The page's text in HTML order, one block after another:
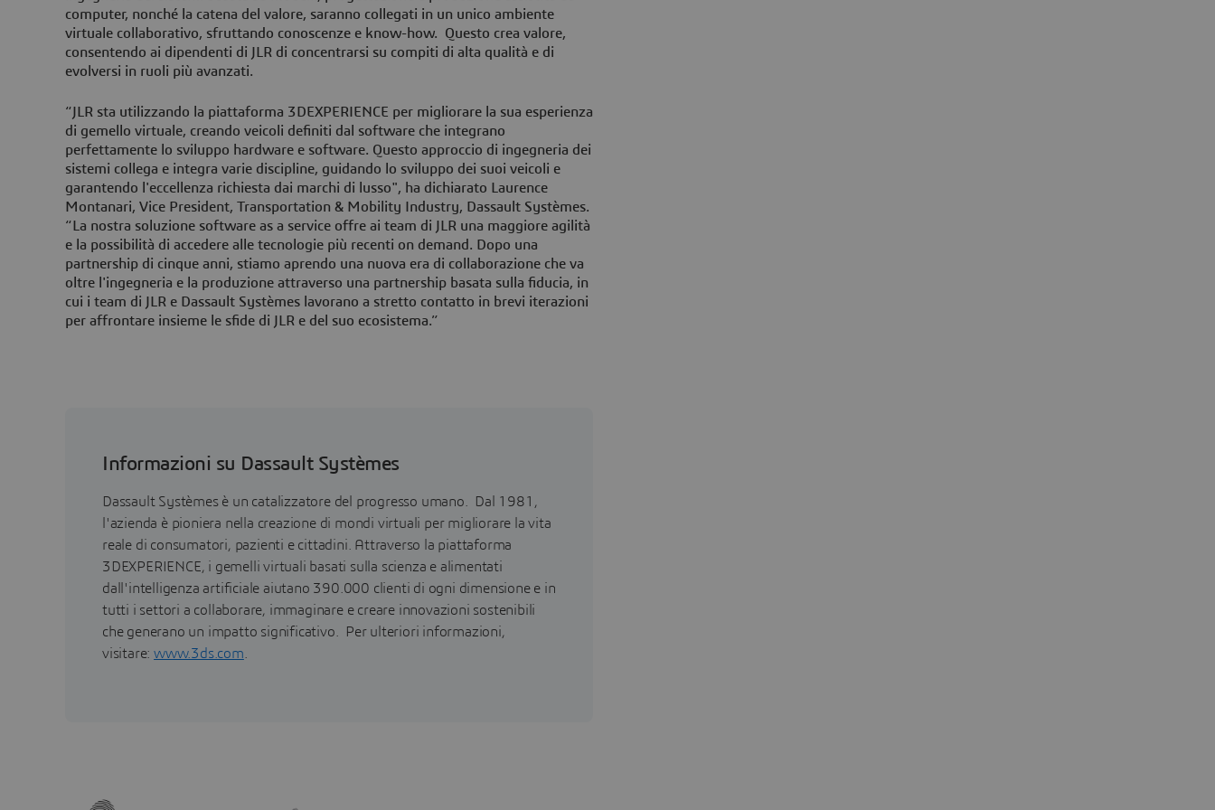
computer, nonché la catena del valore, saranno collegati in un unico ambiente
virtuale collaborativo, sfruttando conoscenze e know-how. Questo crea valore,
consentendo ai dipendenti di JLR di concentrarsi su compiti di alta qualità e di
evolversi in ruoli più avanzati.
“JLR sta utilizzando la piattaforma 3DEXPERIENCE per migliorare la sua esperienza
di gemello virtuale, creando veicoli definiti dal software che integrano
perfettamente lo sviluppo hardware e software. Questo approccio di ingegneria dei
sistemi collega e integra varie discipline, guidando lo sviluppo dei suoi veicoli e
garantendo l'eccellenza richiesta dai marchi di lusso", ha dichiarato Laurence
Montanari, Vice President, Transportation & Mobility Industry, Dassault Systèmes.
“La nostra soluzione software as a service offre ai team di JLR una maggiore agilità
e la possibilità di accedere alle tecnologie più recenti on demand. Dopo una
partnership di cinque anni, stiamo aprendo una nuova era di collaborazione che va
oltre l'ingegneria e la produzione attraverso una partnership basata sulla fiducia, in
cui i team di JLR e Dassault Systèmes lavorano a stretto contatto in brevi iterazioni
per affrontare insieme le sfide di JLR e del suo ecosistema.”
Informazioni su Dassault Systèmes
Dassault Systèmes è un catalizzatore del progresso umano. Dal 1981,
l'azienda è pioniera nella creazione di mondi virtuali per migliorare la vita
reale di consumatori, pazienti e cittadini. Attraverso la piattaforma
3DEXPERIENCE, i gemelli virtuali basati sulla scienza e alimentati
dall'intelligenza artificiale aiutano 390.000 clienti di ogni dimensione e in
tutti i settori a collaborare, immaginare e creare innovazioni sostenibili
che generano un impatto significativo. Per ulteriori informazioni,
visitare:www.3ds.com